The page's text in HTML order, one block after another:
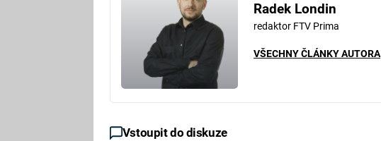
Radek Londin
redaktor FTV Prima
VŠECHNY ČLÁNKY AUTORA
Vstoupit do diskuze